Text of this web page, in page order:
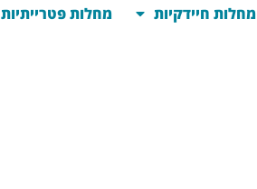
מחלות חיידקיות מחלות פטרייתיות